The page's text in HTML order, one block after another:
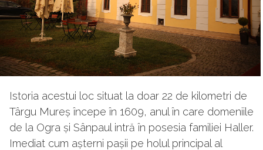
Istoria acestui loc situat la doar 22 de kilometri de
Târgu Mureș începe în 1609, anul în care domeniile
de la Ogra și Sânpaul intră în posesia familiei Haller.
Imediat cum așterni pașii pe holul principal al